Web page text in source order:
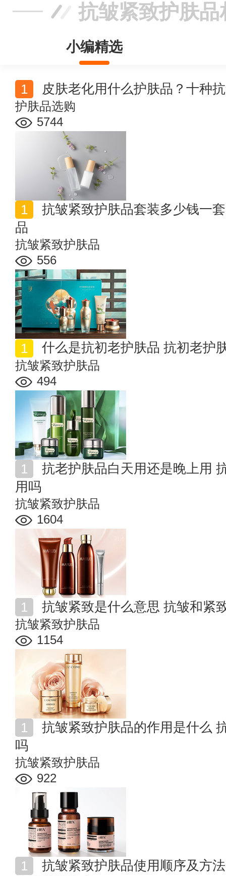
抗皱紧致护肤品
小编精选
皮肤老化用什么护肤品？十种
护肤品选购
5744
品
抗皱紧致护肤品
556
什么是抗初老护肤品 抗初老护
抗皱紧致护肤品
494
用吗
抗皱紧致护肤品
1604
抗皱紧致是什么意思 抗皱和紧
抗皱紧致护肤品
1154
吗
抗皱紧致护肤品
922